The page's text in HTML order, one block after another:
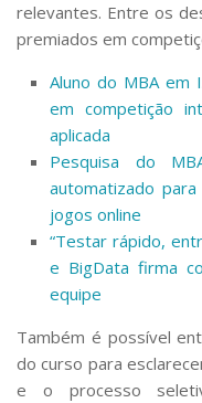
relevantes. Entre os
premiados em
Aluno do MBA
em competição
aplicada
Pesquisa do
automatizado
jogos online
“Testar rápido,
e BigData firma
equipe
Também é possível
do curso para
e o processo